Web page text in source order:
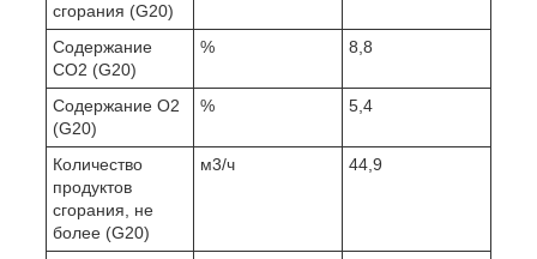
сгорания (G20)
Содержание
CO2 (G20)
% 8,8
Содержание O2
(G20)
% 5,4
Количество
продуктов
сгорания, не
более (G20)
м3/ч 44,9